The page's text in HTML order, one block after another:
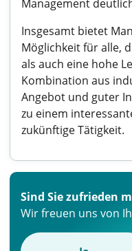
Management
Insgesamt bietet
Möglichkeit für alle,
als auch eine hohe
Kombination aus
Angebot und guter
zu einem
zukünftige Tätigkeit.
Sind Sie zufrieden
Wir freuen uns von